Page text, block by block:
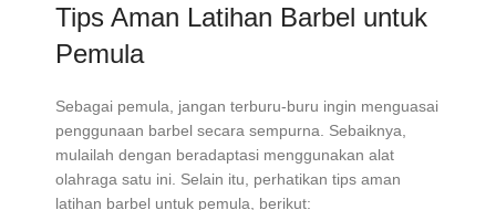
Tips Aman Latihan Barbel untuk
Pemula
Sebagai pemula, jangan terburu-buru ingin menguasai
penggunaan barbel secara sempurna. Sebaiknya,
mulailah dengan beradaptasi menggunakan alat
olahraga satu ini. Selain itu, perhatikan tips aman
latihan barbel untuk pemula, berikut: